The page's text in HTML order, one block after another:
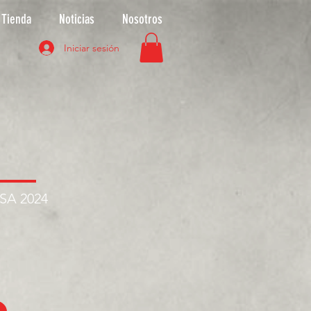
Tienda Noticias Nosotros
Iniciar sesión
2024